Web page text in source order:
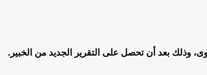
وذلك بعد أن تحصل على التقرير الجديد من الخبير.